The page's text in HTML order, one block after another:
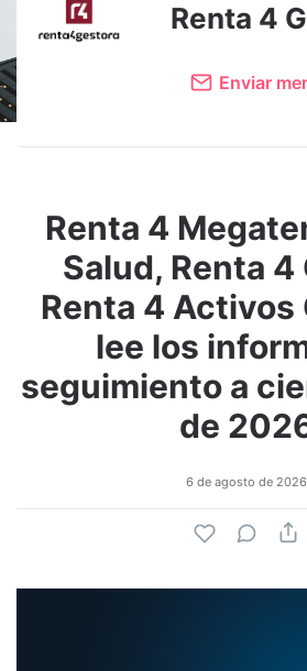
Renta 4
Enviar
Renta 4
Salud, Renta
Renta 4 Activos
lee los
seguimiento a
de
6 de agosto de 2026